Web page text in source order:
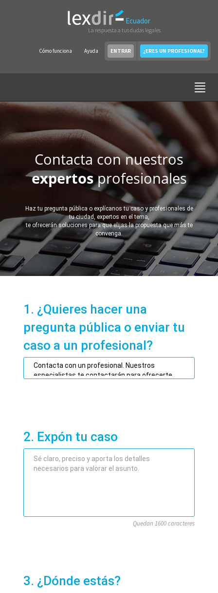
Ecuador
La respuesta a tus dudas legales
Cómo funciona Ayuda ENTRAR ¿ERES UN PROFESIONAL?
Contacta con nuestros
expertosprofesionales
Haz tu pregunta pública o explícanos tu caso y profesionales de
tu ciudad, expertos en el tema,
te ofrecerán soluciones para que elijas la propuesta que más te
convenga.
1. ¿Quieres hacer una
pregunta pública o enviar tu
caso a un profesional?
2. Expón tu caso
Quedan 1600 caracteres
3. ¿Dónde estás?